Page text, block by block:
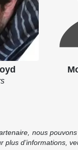
nous
d’informations,